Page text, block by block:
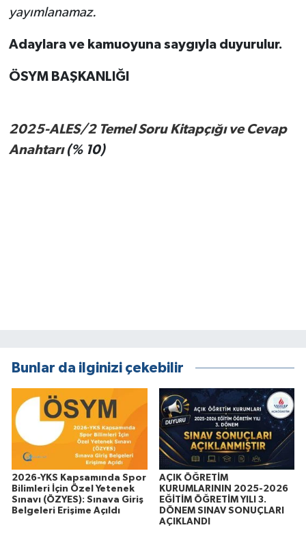
yayımlanamaz.
Adaylara ve kamuoyuna saygıyla duyurulur.
ÖSYM BAŞKANLIĞI
2025-ALES/2 Temel Soru Kitapçığı ve Cevap
Anahtarı (% 10)
Bunlar da ilginizi çekebilir
2026-YKS Kapsamında Spor
Bilimleri İçin Özel Yetenek
Sınavı (ÖZYES): Sınava Giriş
Belgeleri Erişime Açıldı
AÇIK ÖĞRETİM
KURUMLARININ 2025-2026
EĞİTİM ÖĞRETİM YILI 3.
DÖNEM SINAV SONUÇLARI
AÇIKLANDI